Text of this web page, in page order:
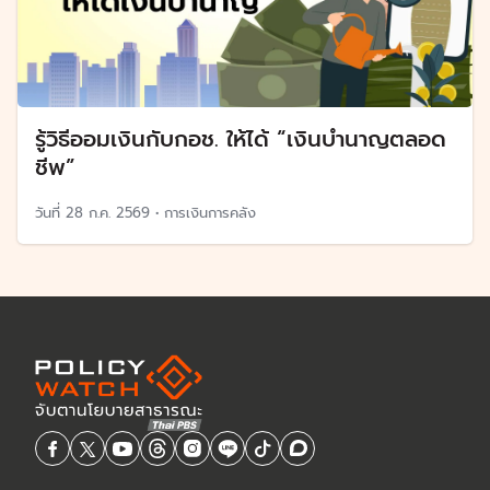
รู้วิธีออมเงินกับกอช. ให้ได้ “เงินบำนาญตลอด
ชีพ”
วันที่ 28 ก.ค. 2569 • การเงินการคลัง